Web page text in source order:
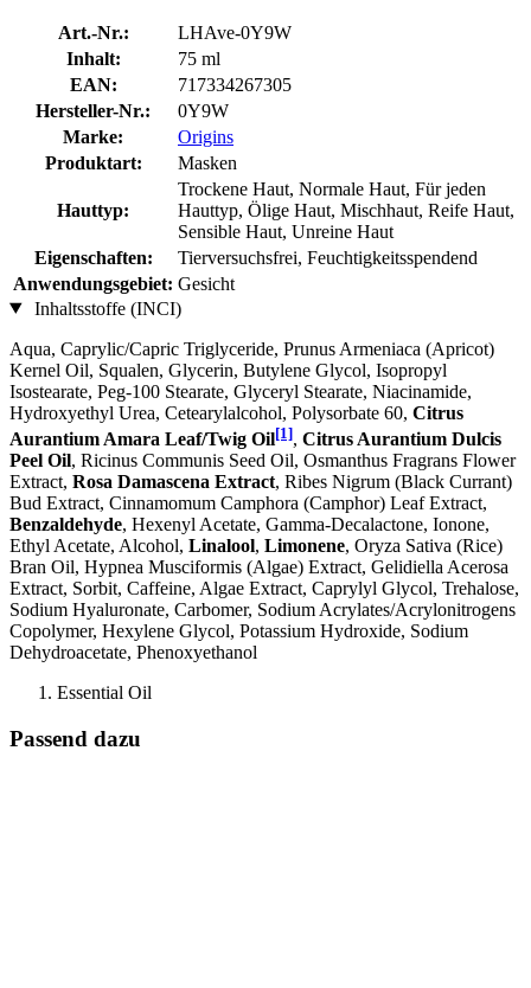
Art.-Nr.:
LHAve-0Y9W
Inhalt:
75 ml
EAN:
717334267305
Hersteller-Nr.:
0Y9W
Marke:
Origins
Produktart:
Masken
Hauttyp:
Trockene Haut, Normale Haut, Für jeden
Hauttyp, Ölige Haut, Mischhaut, Reife Haut,
Sensible Haut, Unreine Haut
Eigenschaften:
Tierversuchsfrei, Feuchtigkeitsspendend
Anwendungsgebiet: Gesicht
Inhaltsstoffe (INCI)
Aqua, Caprylic/Capric Triglyceride, Prunus Armeniaca (Apricot)
Kernel Oil, Squalen, Glycerin, Butylene Glycol, Isopropyl
Isostearate, Peg-100 Stearate, Glyceryl Stearate, Niacinamide,
Hydroxyethyl Urea, Cetearylalcohol, Polysorbate 60, Citrus
Aurantium Amara Leaf/Twig Oil[1], Citrus Aurantium Dulcis
Peel Oil, Ricinus Communis Seed Oil, Osmanthus Fragrans Flower
Extract, Rosa Damascena Extract, Ribes Nigrum (Black Currant)
Bud Extract, Cinnamomum Camphora (Camphor) Leaf Extract,
Benzaldehyde, Hexenyl Acetate, Gamma-Decalactone, Ionone,
Ethyl Acetate, Alcohol, Linalool, Limonene, Oryza Sativa (Rice)
Bran Oil, Hypnea Musciformis (Algae) Extract, Gelidiella Acerosa
Extract, Sorbit, Caffeine, Algae Extract, Caprylyl Glycol, Trehalose,
Sodium Hyaluronate, Carbomer, Sodium Acrylates/Acrylonitrogens
Copolymer, Hexylene Glycol, Potassium Hydroxide, Sodium
Dehydroacetate, Phenoxyethanol
Essential Oil
Passend dazu